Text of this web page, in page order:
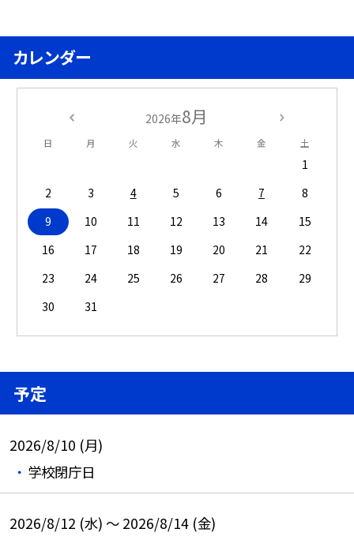
カレンダー
2026年8月
日 月 火 水 木 金 土
1
2
3 4 5 6 7
8
9
10 11 12 13 14
15
16
17 18 19 20 21
22
23
24 25 26 27 28
29
30
31
予定
2026/8/10 (月)
学校閉庁日
2026/8/12 (水) ～ 2026/8/14 (金)